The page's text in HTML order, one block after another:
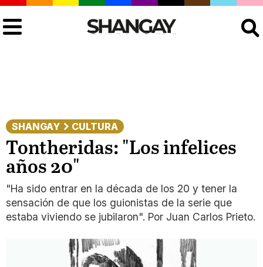
SHANGAY CULTURA
Tontheridas: "Los infelices
años 20"
"Ha sido entrar en la década de los 20 y tener la
sensación de que los guionistas de la serie que
estaba viviendo se jubilaron". Por Juan Carlos Prieto.